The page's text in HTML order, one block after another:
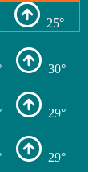
25°
30°
29°
29°